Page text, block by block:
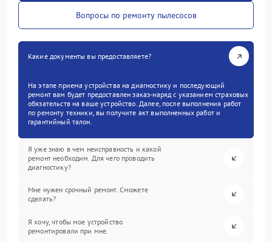
Вопросы по ремонту пылесосов
Какие документы вы предоставляете?
На этапе приема устройства на диагностику и последующий
ремонт вам будет предоставлен заказ-наряд с указанием страховых
обязательств на ваше устройство. Далее, после выполнения работ
по ремонту техники, вы получите акт выполненных работ и
гарантийный талон.
Я уже знаю в чем неисправность и какой
ремонт необходим. Для чего проводить
диагностику?
Мне нужен срочный ремонт. Сможете
сделать?
Я хочу, чтобы мое устройство
ремонтировали при мне.